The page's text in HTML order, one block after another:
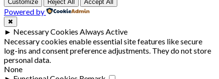
Customize Reject All Accept All
Powered by
✖
► Necessary Cookies Always Active
Necessary cookies enable essential site features like secure
log-ins and consent preference adjustments. They do not store
personal data.
None